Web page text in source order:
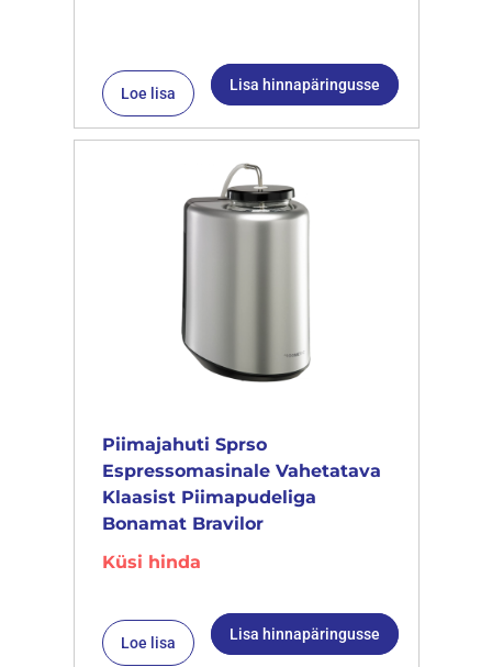
Loe lisa Lisa hinnapäringusse
Piimajahuti Sprso
Espressomasinale Vahetatava
Klaasist Piimapudeliga
Bonamat Bravilor
Küsi hinda
Loe lisa Lisa hinnapäringusse